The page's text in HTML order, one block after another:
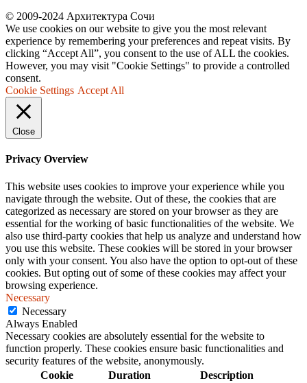
© 2009-2024 Архитектура Сочи
We use cookies on our website to give you the most relevant
experience by remembering your preferences and repeat visits. By
clicking “Accept All”, you consent to the use of ALL the cookies.
However, you may visit "Cookie Settings" to provide a controlled
consent.
Cookie Settings Accept All
Close
Privacy Overview
This website uses cookies to improve your experience while you
navigate through the website. Out of these, the cookies that are
categorized as necessary are stored on your browser as they are
essential for the working of basic functionalities of the website. We
also use third-party cookies that help us analyze and understand how
you use this website. These cookies will be stored in your browser
only with your consent. You also have the option to opt-out of these
cookies. But opting out of some of these cookies may affect your
browsing experience.
Necessary
Necessary
Always Enabled
Necessary cookies are absolutely essential for the website to
function properly. These cookies ensure basic functionalities and
security features of the website, anonymously.
Cookie
Duration Description